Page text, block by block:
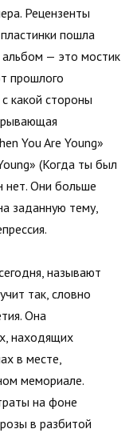
Рецензенты
пошла
альбом — это мостик
прошлого
какой стороны
You Are Young»
(Когда ты был
нет. Они больше
заданную тему,
называют
так, словно
Она
находящих
в месте,
мемориале.
на фоне
в разбитой